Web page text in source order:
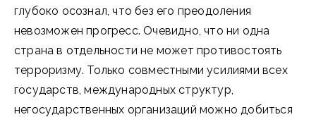
глубоко осознал, что без его преодоления
невозможен прогресс. Очевидно, что ни одна
страна в отдельности не может противостоять
терроризму. Только совместными усилиями всех
государств, международных структур,
негосударственных организаций можно добиться